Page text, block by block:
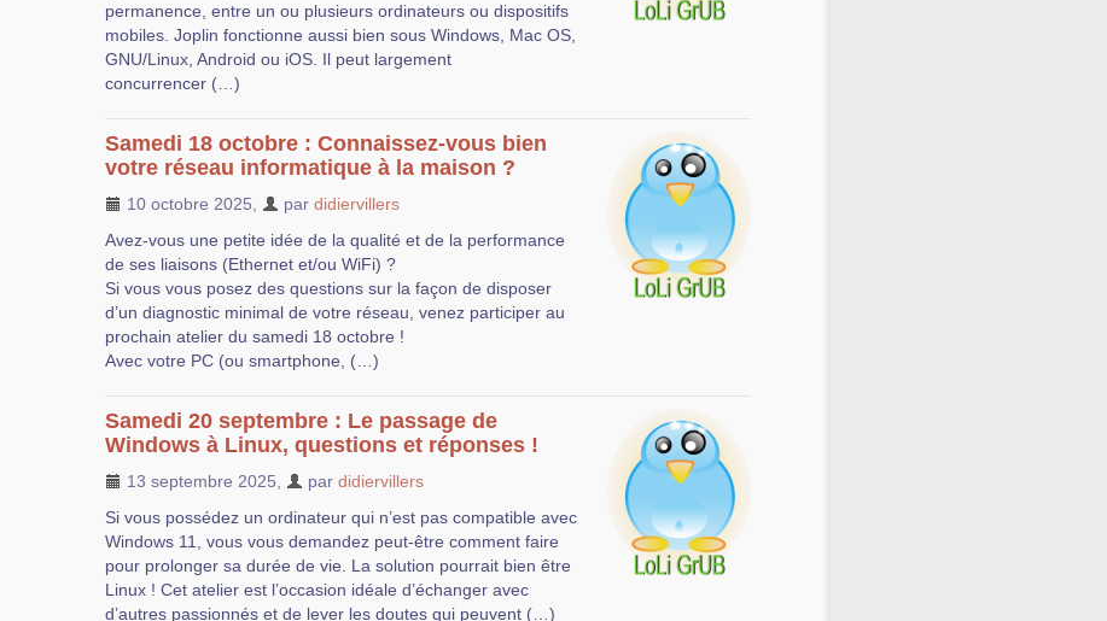
permanence, entre un ou plusieurs ordinateurs ou dispositifs
mobiles. Joplin fonctionne aussi bien sous Windows, Mac OS,
GNU/Linux, Android ou iOS. Il peut largement
concurrencer (…)
Samedi 18 octobre : Connaissez-vous bien
votre réseau informatique à la maison ?
10 octobre 2025 par didiervillers
Avez-vous une petite idée de la qualité et de la performance
de ses liaisons (Ethernet et/ou WiFi) ?
Si vous vous posez des questions sur la façon de disposer
d’un diagnostic minimal de votre réseau, venez participer au
prochain atelier du samedi 18 octobre !
Avec votre PC (ou smartphone, (…)
Samedi 20 septembre : Le passage de
Windows à Linux, questions et réponses !
13 septembre 2025 par didiervillers
Si vous possédez un ordinateur qui n’est pas compatible avec
Windows 11, vous vous demandez peut-être comment faire
pour prolonger sa durée de vie. La solution pourrait bien être
Linux ! Cet atelier est l’occasion idéale d’échanger avec
d’autres passionnés et de lever les doutes qui peuvent (…)